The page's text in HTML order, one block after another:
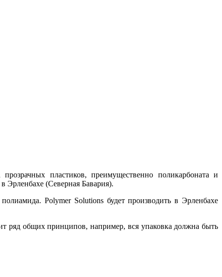
пластиков, преимущественно поликарбоната и
Эрленбахе (Северная Бавария).
Polymer Solutions будет производить в Эрленбахе
ряд общих принципов, например, вся упаковка должна быть